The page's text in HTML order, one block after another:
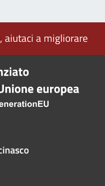
aiutaci a migliorare